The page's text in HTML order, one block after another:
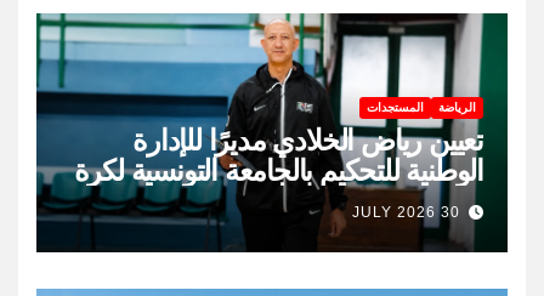
الرياضة المستجدات
تعيين رياض الخلادي مديرًا للإدارة
الوطنية للتحكيم بالجامعة التونسية لكرة
السلة
30 JULY 2026